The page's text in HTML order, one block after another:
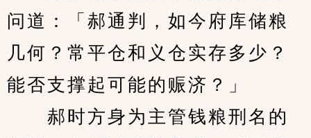
问道：「郝通判，如今府库储粮
几何？常平仓和义仓实存多少？
能否支撑起可能的赈济？」
郝时方身为主管钱粮刑名的